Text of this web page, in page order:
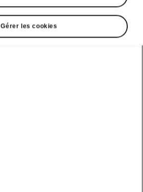
Gérer les cookies